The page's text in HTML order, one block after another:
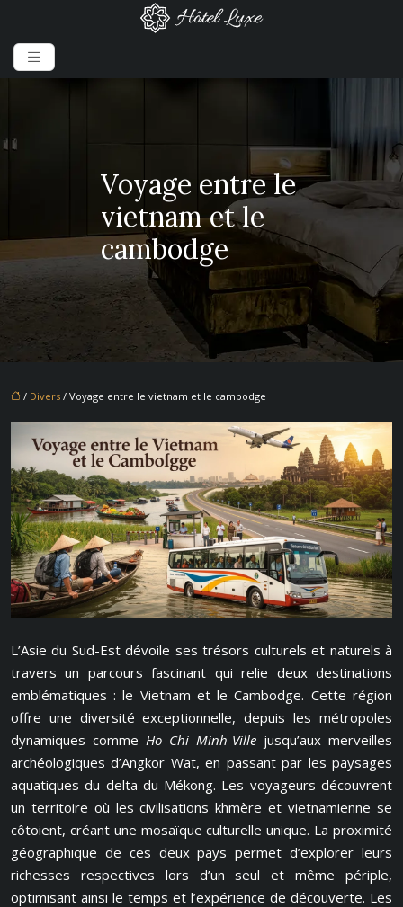
Voyage entre le
vietnam et le
cambodge
/ Divers / Voyage entre le vietnam et le cambodge
L’Asie du Sud-Est dévoile ses trésors culturels et naturels à
travers un parcours fascinant qui relie deux destinations
emblématiques : le Vietnam et le Cambodge. Cette région
offre une diversité exceptionnelle, depuis les métropoles
dynamiques comme Ho Chi Minh-Ville jusqu’aux merveilles
archéologiques d’Angkor Wat, en passant par les paysages
aquatiques du delta du Mékong. Les voyageurs découvrent
un territoire où les civilisations khmère et vietnamienne se
côtoient, créant une mosaïque culturelle unique. La proximité
géographique de ces deux pays permet d’explorer leurs
richesses respectives lors d’un seul et même périple,
optimisant ainsi le temps et l’expérience de découverte. Les